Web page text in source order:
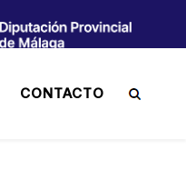
CONTACTO